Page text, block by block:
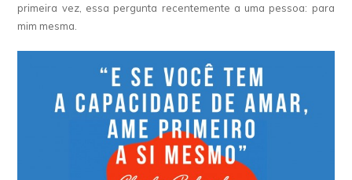
primeira vez, essa pergunta recentemente a uma pessoa: para
mim mesma.